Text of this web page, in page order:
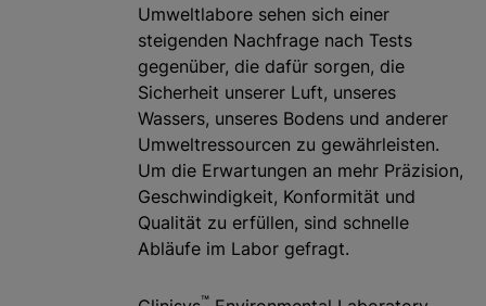
Umweltlabore sehen sich einer
steigenden Nachfrage nach Tests
gegenüber, die dafür sorgen, die
Sicherheit unserer Luft, unseres
Wassers, unseres Bodens und anderer
Umweltressourcen zu gewährleisten.
Um die Erwartungen an mehr Präzision,
Geschwindigkeit, Konformität und
Qualität zu erfüllen, sind schnelle
Abläufe im Labor gefragt.
™